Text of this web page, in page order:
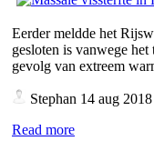
Eerder meldde het
gesloten is vanwege
gevolg van extreem
Stephan 14 aug
Read more